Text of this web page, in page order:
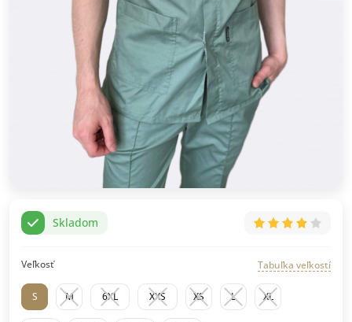
Skladom
Veľkosť Tabuľka veľkostí
S M 6XL XXS XS L XL